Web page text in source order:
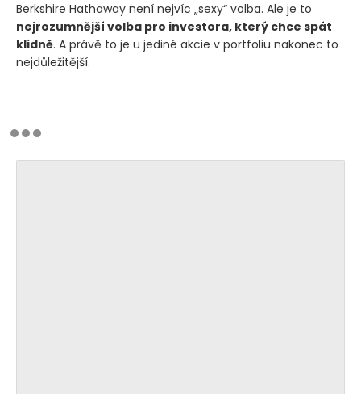
Berkshire Hathaway není nejvíc „sexy“ volba. Ale je to
nejrozumnější volba pro investora, který chce spát
klidně. A právě to je u jediné akcie v portfoliu nakonec to
nejdůležitější.